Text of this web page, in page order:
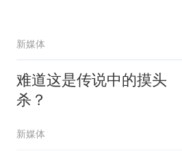
新媒体
难道这是传说中的摸头
杀？
新媒体